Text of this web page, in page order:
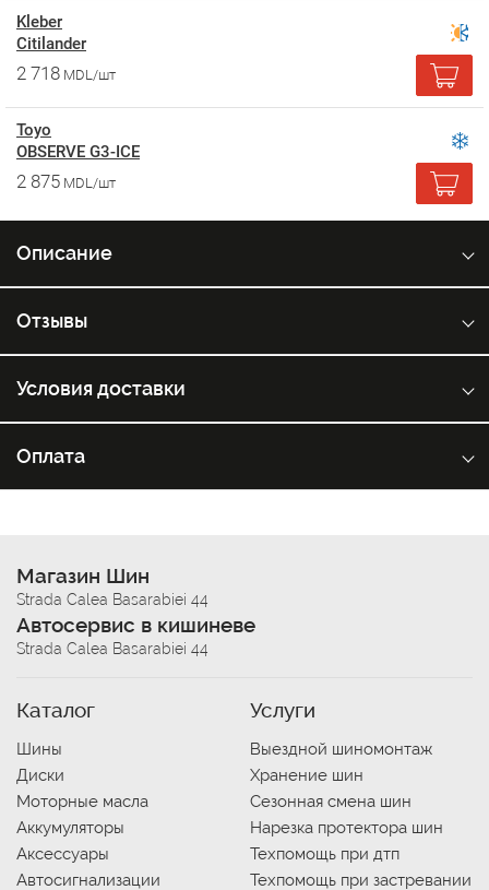
Kleber
Citilander
2 718 MDL/шт
Toyo
OBSERVE G3-ICE
2 875 MDL/шт
Описание
Отзывы
Условия доставки
Оплата
Магазин Шин
Strada Calea Basarabiei 44
Автосервис в кишиневе
Strada Calea Basarabiei 44
Каталог
Шины
Диски
Моторные масла
Аккумуляторы
Аксессуары
Автосигнализации
Услуги
Выездной шиномонтаж
Хранение шин
Сезонная смена шин
Нарезка протектора шин
Техпомощь при дтп
Техпомощь при застревании